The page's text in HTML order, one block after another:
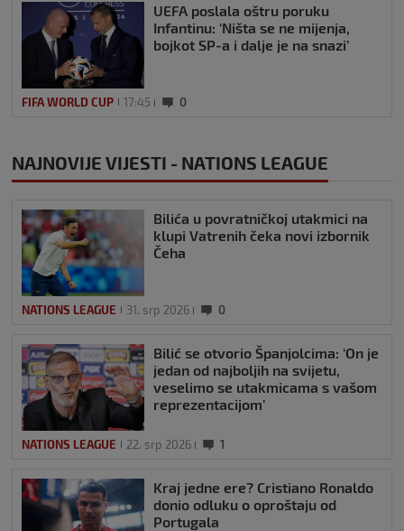
UEFA poslala oštru poruku
Infantinu: ‘Ništa se ne mijenja,
bojkot SP-a i dalje je na snazi’
FIFA WORLD CUP 17:45 0
NAJNOVIJE VIJESTI - NATIONS LEAGUE
Bilića u povratničkoj utakmici na
klupi Vatrenih čeka novi izbornik
Čeha
NATIONS LEAGUE 31. srp 2026 0
Bilić se otvorio Španjolcima: ‘On je
jedan od najboljih na svijetu,
veselimo se utakmicama s vašom
reprezentacijom’
NATIONS LEAGUE 22. srp 2026 1
Kraj jedne ere? Cristiano Ronaldo
donio odluku o oproštaju od
Portugala